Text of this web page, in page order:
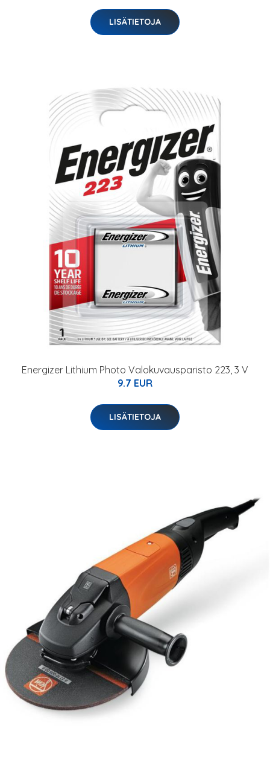
LISÄTIETOJA
Energizer Lithium Photo Valokuvausparisto 223, 3 V
9.7 EUR
LISÄTIETOJA